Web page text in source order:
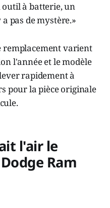
outil à batterie, un
pas de mystère.»
remplacement varient
l'année et le modèle
rapidement à
pour la pièce originale
l'air le
Ram